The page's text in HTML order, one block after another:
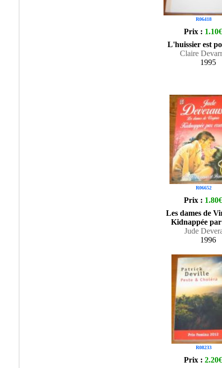
R06418
Prix : 1.10€
L'huissier est
Claire
1995
R06652
Prix : 1.80€
Les dames de
Kidnappée
Jude
1996
R08233
Prix : 2.20€